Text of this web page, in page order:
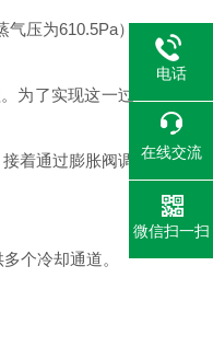
压为610.5Pa）
为了实现这一过
着通过膨胀阀调
个冷却通道。
电话
在线交流
微信扫一扫